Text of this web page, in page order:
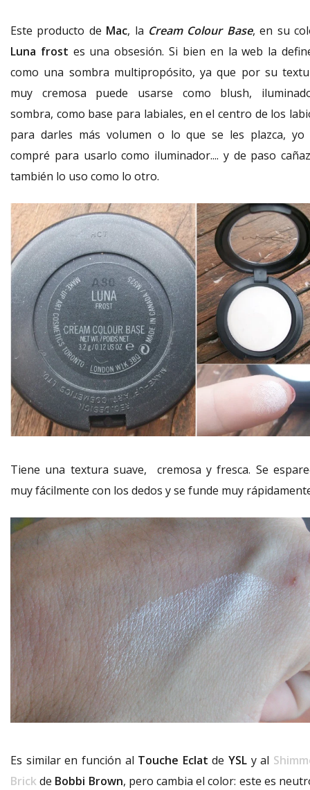
Este producto de Mac, la Cream Colour Base, en su
Luna frost es una obsesión. Si bien en la web la
como una sombra multipropósito, ya que por su
muy cremosa puede usarse como blush,
sombra, como base para labiales, en el centro de los
para darles más volumen o lo que se les plazca, yo
compré para usarlo como iluminador.... y de paso
también lo uso como lo otro.
Tiene una textura suave, cremosa y fresca. Se
muy fácilmente con los dedos y se funde muy
Es similar en función al Touche Eclat deYSL y al
Brickde Bobbi Brown, pero cambia el color: este es